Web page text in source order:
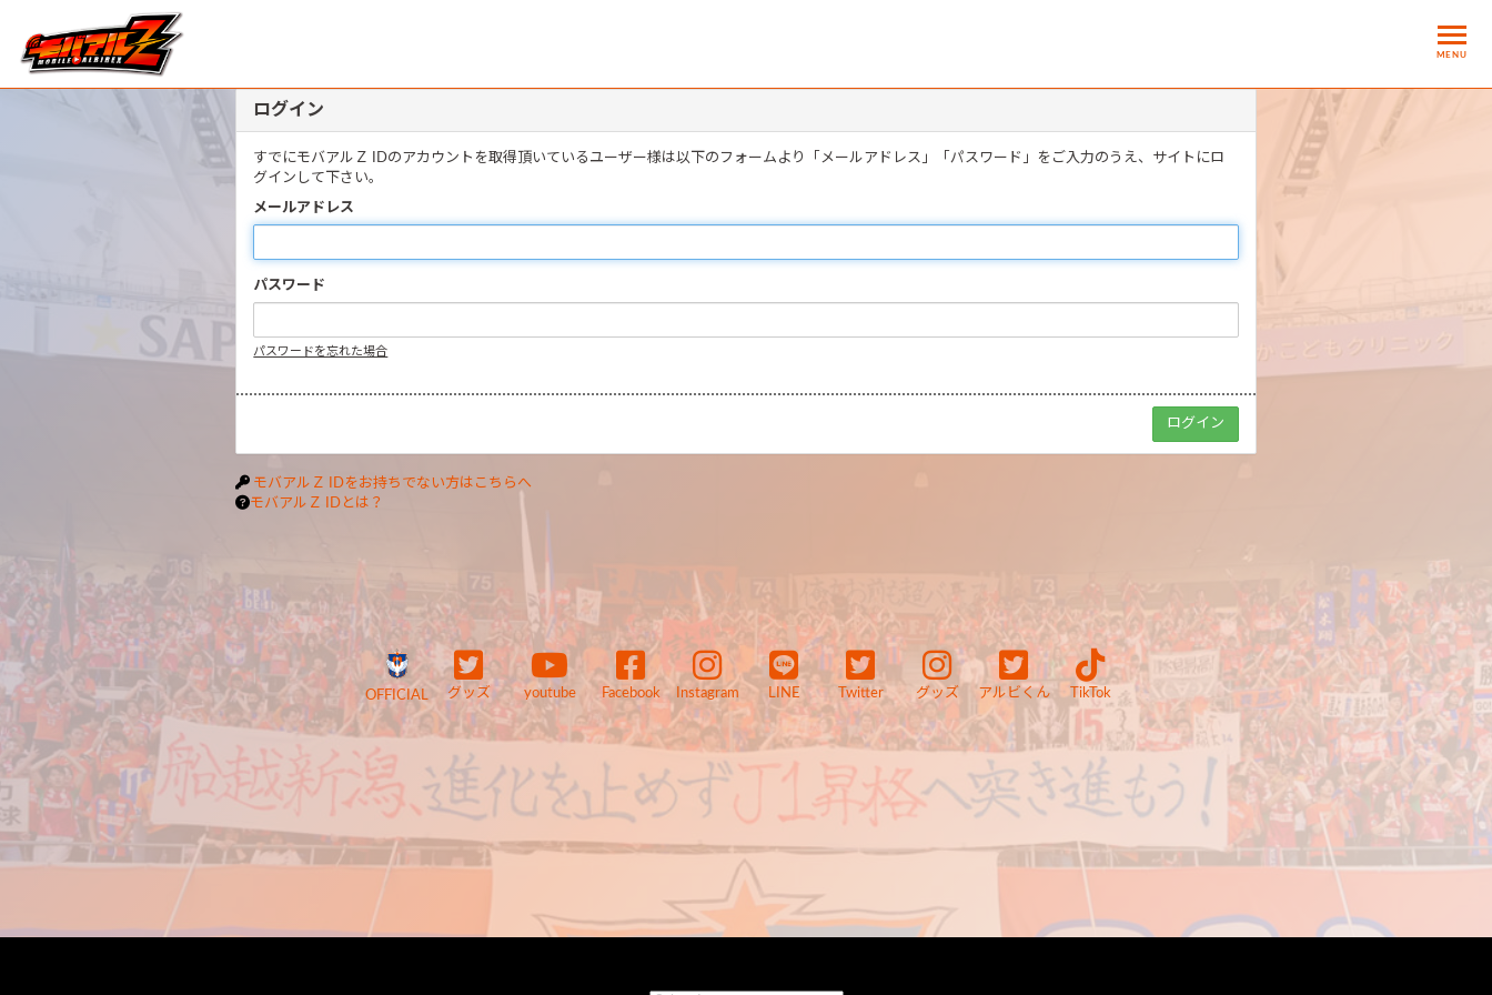
MENU
ログイン
すでにモバアルＺ IDのアカウントを取得頂いているユーザー様は以下のフォームより「メールアドレス」「パスワード」をご入力のうえ、サイトにロ
グインして下さい。
メールアドレス
パスワード
パスワードを忘れた場合
モバアルＺ IDをお持ちでない方はこちらへ
モバアルＺ IDとは？
OFFICIAL グッズ youtube Facebook Instagram LINE Twitter グッズ アルビくん TikTok